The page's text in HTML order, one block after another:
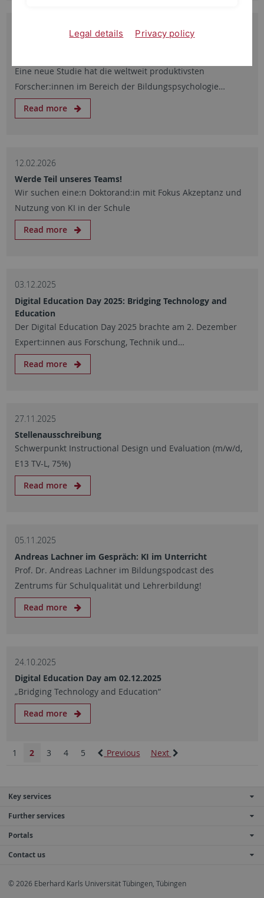
Eine neue Studie hat die weltweit produktivsten
Forscher:innen im Bereich der Bildungspsychologie…
Read more
12.02.2026
Werde Teil unseres Teams!
Wir suchen eine:n Doktorand:in mit Fokus Akzeptanz und
Nutzung von KI in der Schule
Read more
03.12.2025
Digital Education Day 2025: Bridging Technology and
Education
Der Digital Education Day 2025 brachte am 2. Dezember
Expert:innen aus Forschung, Technik und…
Read more
27.11.2025
Stellenausschreibung
Schwerpunkt Instructional Design und Evaluation (m/w/d,
E13 TV-L, 75%)
Read more
05.11.2025
Andreas Lachner im Gespräch: KI im Unterricht
Prof. Dr. Andreas Lachner im Bildungspodcast des
Zentrums für Schulqualität und Lehrerbildung!
Read more
24.10.2025
Digital Education Day am 02.12.2025
„Bridging Technology and Education“
Read more
Previous
1 2 3 4 5 Next
Key services
Further services
Portals
Contact us
© 2026 Eberhard Karls Universität Tübingen, Tübingen
Legal details Privacy policy